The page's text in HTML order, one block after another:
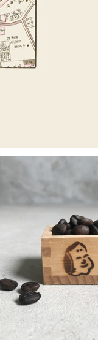
リメイク枡 ミニ
¥385
SOLD OUT